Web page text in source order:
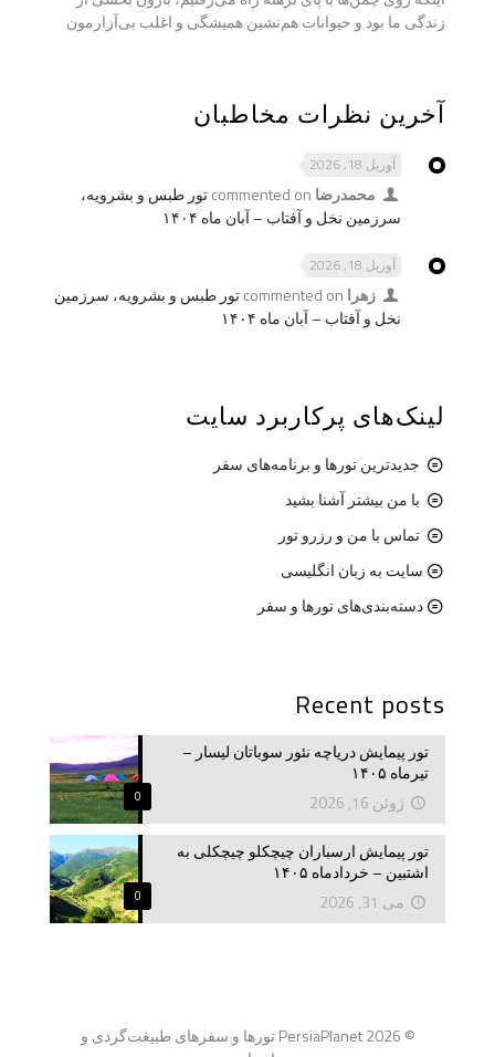
زندگی ما بود و حیوانات هم‌نشین همیشگی و اغلب بی‌آزارمون
آخرین نظرات مخاطبان
آوریل 18, 2026
محمدرضا
تور طبس و بشرویه،
سرزمین نخل و آفتاب – آبان ماه ۱۴۰۴
آوریل 18, 2026
زهرا
تور طبس و بشرویه، سرزمین
نخل و آفتاب – آبان ماه ۱۴۰۴
لینک‌های پرکاربرد سایت
جدیدترین تورها و برنامه‌های سفر
با من بیشتر آشنا بشید
تماس با من و رزرو تور
سایت به زبان انگلیسی
دسته‌بندی‌های تورها و سفر
Recent posts
0
تور پیمایش دریاچه نئور سوباتان لیسار –
تیرماه ۱۴۰۵
ژوئن 16, 2026
0
تور پیمایش ارسباران چیچکلو چیچکلی به
اشتبین – خردادماه ۱۴۰۵
می 31, 2026
© 2026 PersiaPlanet تورها و سفرهای طبیغت‌گردی و